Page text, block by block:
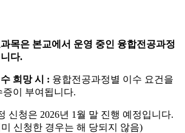
목은 본교에서 운영 중인 융합전공과정
다.
희망 시 : 융합전공과정별 이수 요건을
증이 부여됩니다.
신청은 2026년 1 월 말 진행 예정입니다.
신청한 경우는 해 당되지 않음)